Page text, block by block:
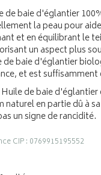
de baie d'églantier
la peau pour
et en équilibrant le
un aspect plus
de baie d'églantier
et est
de baie
naturel en partie dû à
un signe de rancidité.
CIP : 0769915195552